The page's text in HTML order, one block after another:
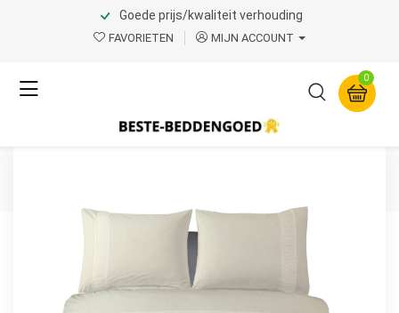
Goede prijs/kwaliteit verhouding
FAVORIETEN MIJN ACCOUNT
0
Home Product Page v.1
Bali Creme 240 x 220